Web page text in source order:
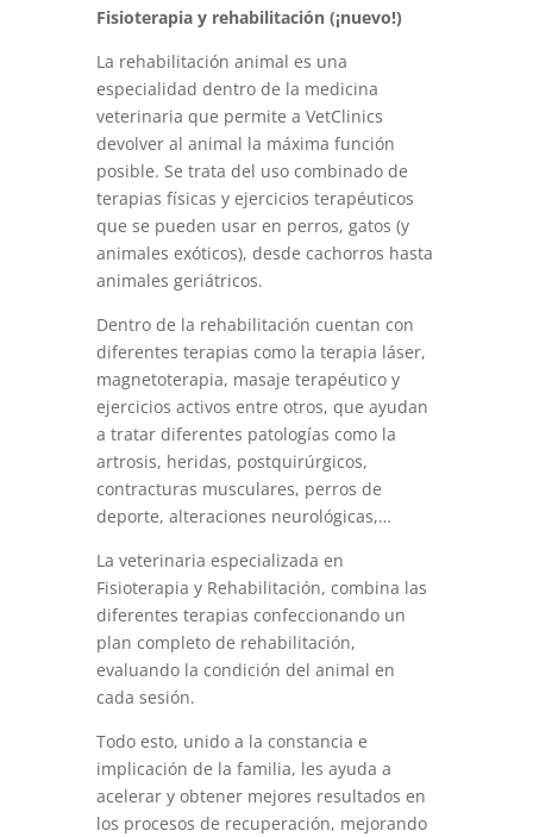
Fisioterapia y rehabilitación (¡nuevo!)
La rehabilitación animal es una
especialidad dentro de la medicina
veterinaria que permite a VetClinics
devolver al animal la máxima función
posible. Se trata del uso combinado de
terapias físicas y ejercicios terapéuticos
que se pueden usar en perros, gatos (y
animales exóticos), desde cachorros hasta
animales geriátricos.
Dentro de la rehabilitación cuentan con
diferentes terapias como la terapia láser,
magnetoterapia, masaje terapéutico y
ejercicios activos entre otros, que ayudan
a tratar diferentes patologías como la
artrosis, heridas, postquirúrgicos,
contracturas musculares, perros de
deporte, alteraciones neurológicas,…
La veterinaria especializada en
Fisioterapia y Rehabilitación, combina las
diferentes terapias confeccionando un
plan completo de rehabilitación,
evaluando la condición del animal en
cada sesión.
Todo esto, unido a la constancia e
implicación de la familia, les ayuda a
acelerar y obtener mejores resultados en
los procesos de recuperación, mejorando